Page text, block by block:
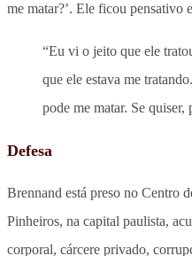
me matar?’. Ele ficou pensativo
“Eu vi o jeito que ele
que ele estava me
pode me matar. Se quiser,
Defesa
Brennand está preso no Centro
Pinheiros, na capital paulista,
corporal, cárcere privado,